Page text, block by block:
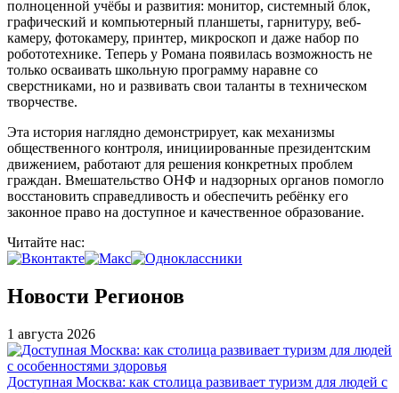
полноценной учёбы и развития: монитор, системный блок,
графический и компьютерный планшеты, гарнитуру, веб-
камеру, фотокамеру, принтер, микроскоп и даже набор по
робототехнике. Теперь у Романа появилась возможность не
только осваивать школьную программу наравне со
сверстниками, но и развивать свои таланты в техническом
творчестве.
Эта история наглядно демонстрирует, как механизмы
общественного контроля, инициированные президентским
движением, работают для решения конкретных проблем
граждан. Вмешательство ОНФ и надзорных органов помогло
восстановить справедливость и обеспечить ребёнку его
законное право на доступное и качественное образование.
Читайте нас:
Новости Регионов
1 августа 2026
Доступная Москва: как столица развивает туризм для людей с